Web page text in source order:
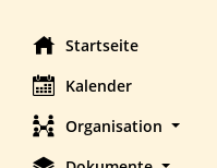
Startseite
Kalender
Organisation